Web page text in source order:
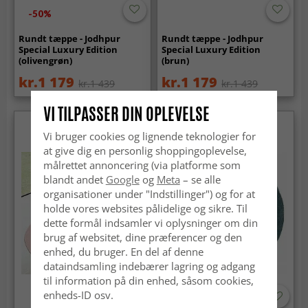
-50%
Rundt tæppe - Jodhpur
Special Luxury Edition
(olivengrøn)
kr.1 179 kr.1 439
Rundt tæppe - Jodhpur
Special Luxury Edition
(brun)
kr.1 179 kr.1 439
VI TILPASSER DIN OPLEVELSE
Vi bruger cookies og lignende teknologier for
at give dig en personlig shoppingoplevelse,
målrettet annoncering (via platforme som
blandt andet Googleog Meta – se alle
organisationer under "Indstillinger") og for at
holde vores websites pålidelige og sikre. Til
dette formål indsamler vi oplysninger om din
brug af websitet, dine præferencer og den
enhed, du bruger. En del af denne
dataindsamling indebærer lagring og adgang
til information på din enhed, såsom cookies,
enheds-ID osv.